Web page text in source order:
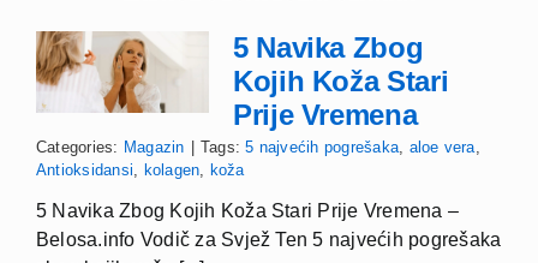
5 Navika Zbog
Kojih Koža Stari
Prije Vremena
Categories: Magazin Tags:5 najvećih pogrešaka aloe vera
Antioksidansi
kolagen koža
5 Navika Zbog Kojih Koža Stari Prije Vremena –
Belosa.info Vodič za Svjež Ten 5 najvećih pogrešaka